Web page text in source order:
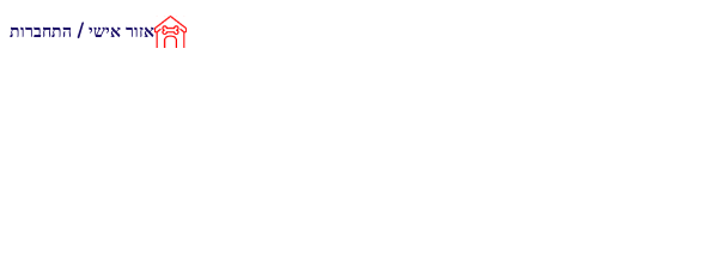
אזור אישי / התחברות